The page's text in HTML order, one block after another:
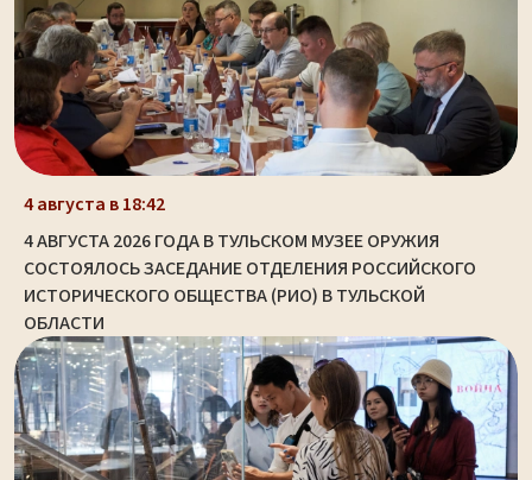
4 августа в 18:42
4 АВГУСТА 2026 ГОДА В ТУЛЬСКОМ МУЗЕЕ ОРУЖИЯ
СОСТОЯЛОСЬ ЗАСЕДАНИЕ ОТДЕЛЕНИЯ РОССИЙСКОГО
ИСТОРИЧЕСКОГО ОБЩЕСТВА (РИО) В ТУЛЬСКОЙ
ОБЛАСТИ